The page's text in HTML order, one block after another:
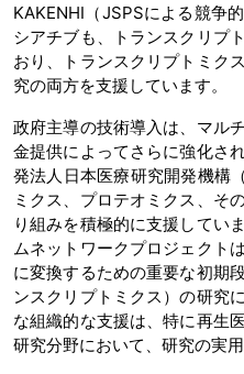
KAKENHI（JSPSによる競争
シアチブも、トランスクリプ
おり、トランスクリプトミク
究の両方を支援しています。
政府主導の技術導入は、マル
金提供によってさらに強化さ
発法人日本医療研究開発機構
ミクス、プロテオミクス、そ
り組みを積極的に支援してい
ムネットワークプロジェクト
に変換するための重要な初期
ンスクリプトミクス）の研究
な組織的な支援は、特に再生
研究分野において、研究の実